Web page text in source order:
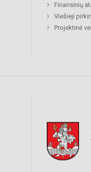
Finansinių
Viešieji
Projektinė